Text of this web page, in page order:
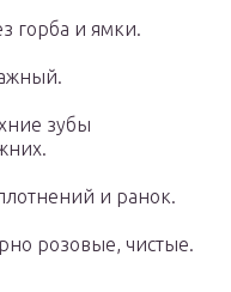
горба и ямки.
зубы
и ранок.
розовые, чистые.